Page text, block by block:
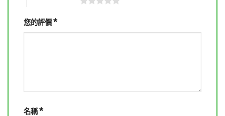
您的評價*
名稱*